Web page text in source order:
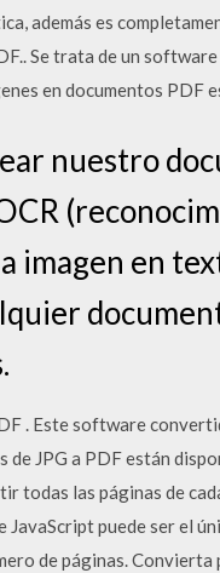
además es
Se trata de un
en documentos PDF
nuestro
imagen en
. Este software
JPG a PDF están
todas las páginas de
puede ser el
de páginas.